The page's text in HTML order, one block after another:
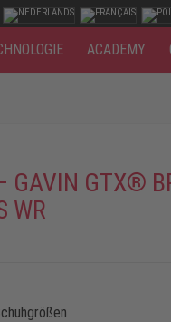
ACADEMY
GAVIN GTX®
WR